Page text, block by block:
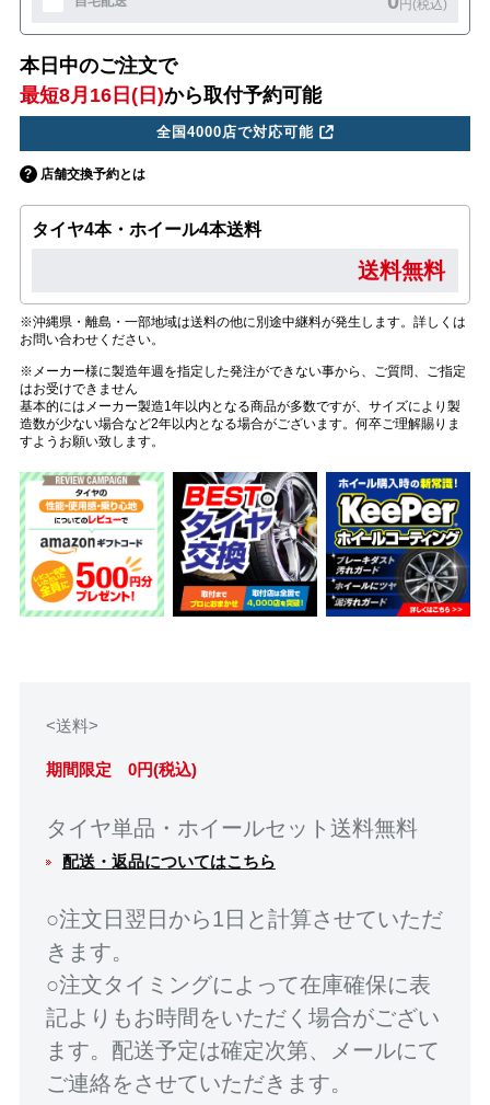
円(税込)
本日中のご注文で
最短8月16日(日)から取付予約可能
全国4000店で対応可能
店舗交換予約とは
タイヤ4本・ホイール4本送料
送料無料
※沖縄県・離島・一部地域は送料の他に別途中継料が発生します。詳しくは
お問い合わせください。
※メーカー様に製造年週を指定した発注ができない事から、ご質問、ご指定
はお受けできません
基本的にはメーカー製造1年以内となる商品が多数ですが、サイズにより製
造数が少ない場合など2年以内となる場合がございます。何卒ご理解賜りま
すようお願い致します。
<送料>
期間限定 0円(税込)
タイヤ単品・ホイールセット送料無料
配送・返品についてはこちら
○注文日翌日から1日と計算させていただ
きます。
○注文タイミングによって在庫確保に表
記よりもお時間をいただく場合がござい
ます。配送予定は確定次第、メールにて
ご連絡をさせていただきます。